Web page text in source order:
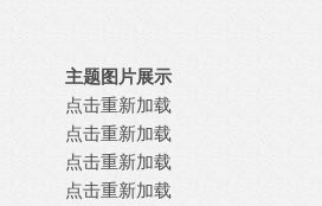
主题图片展示
点击重新加载
点击重新加载
点击重新加载
点击重新加载